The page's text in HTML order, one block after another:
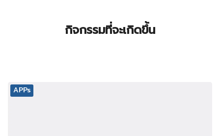
กิจกรรมที่จะเกิดขึ้น
APPs